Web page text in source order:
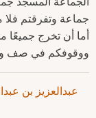
جماعة وتفرقتم
أما أن تخرج جميعًا
ووقوفكم في صف
عبدالعزيز بن